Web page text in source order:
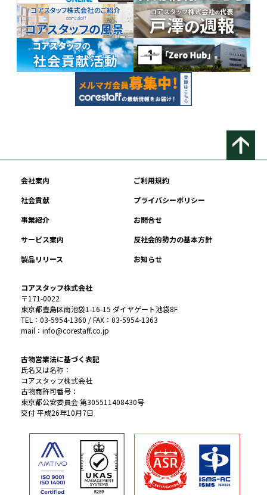
会社案内
ご利用規約
社会貢献
プライバシーポリシー
事業紹介
お問合せ
サービス案内
反社会的勢力の基本方針
製品リリース
お知らせ
コアスタッフ株式会社
〒171-0022
東京都豊島区南池袋1-16-15 ダイヤゲート池袋8F
TEL：03-5954-1360 / FAX：03-5954-1363
mail：info@corestaff.co.jp
古物営業法に基づく表記
氏名又は名称：
コアスタッフ株式会社
古物商許可番号：
東京都公安委員会 第305511408430号
交付 平成26年10月7日